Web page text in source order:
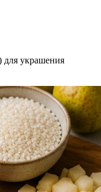
для украшения